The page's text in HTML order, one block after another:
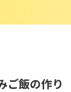
ご飯の作り